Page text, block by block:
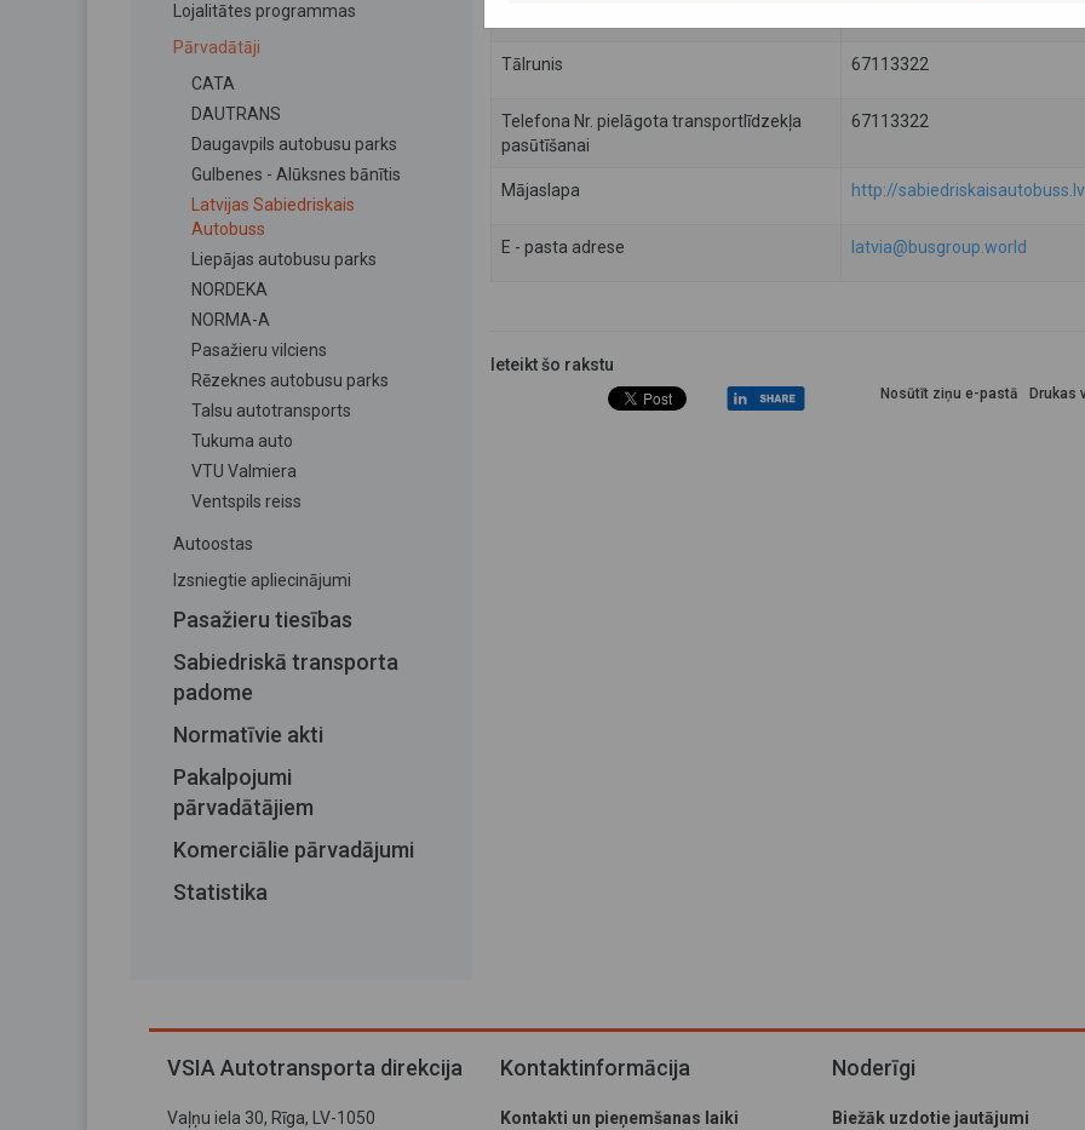
Lojalitātes programmas
Pārvadātāji
CATA
DAUTRANS
Daugavpils autobusu parks
Gulbenes - Alūksnes bānītis
Latvijas Sabiedriskais
Autobuss
Liepājas autobusu parks
NORDEKA
NORMA-A
Pasažieru vilciens
Rēzeknes autobusu parks
Talsu autotransports
Tukuma auto
VTU Valmiera
Ventspils reiss
Autoostas
Izsniegtie apliecinājumi
Pasažieru tiesības
Sabiedriskā transporta
padome
Normatīvie akti
Pakalpojumi
pārvadātājiem
Komerciālie pārvadājumi
Statistika
Tālrunis 67113322
Telefona Nr. pielāgota transportlīdzekļa
pasūtīšanai
67113322
Mājaslapa http://sabiedriskaisautobuss.lv
E - pasta adrese latvia@busgroup.world
Ieteikt šo rakstu
Drukas
Nosūtīt ziņu e-pastā
VSIA Autotransporta direkcija
Vaļņu iela 30, Rīga, LV-1050
Kontaktinformācija
Kontakti un pieņemšanas laiki
Noderīgi
Biežāk uzdotie jautājumi